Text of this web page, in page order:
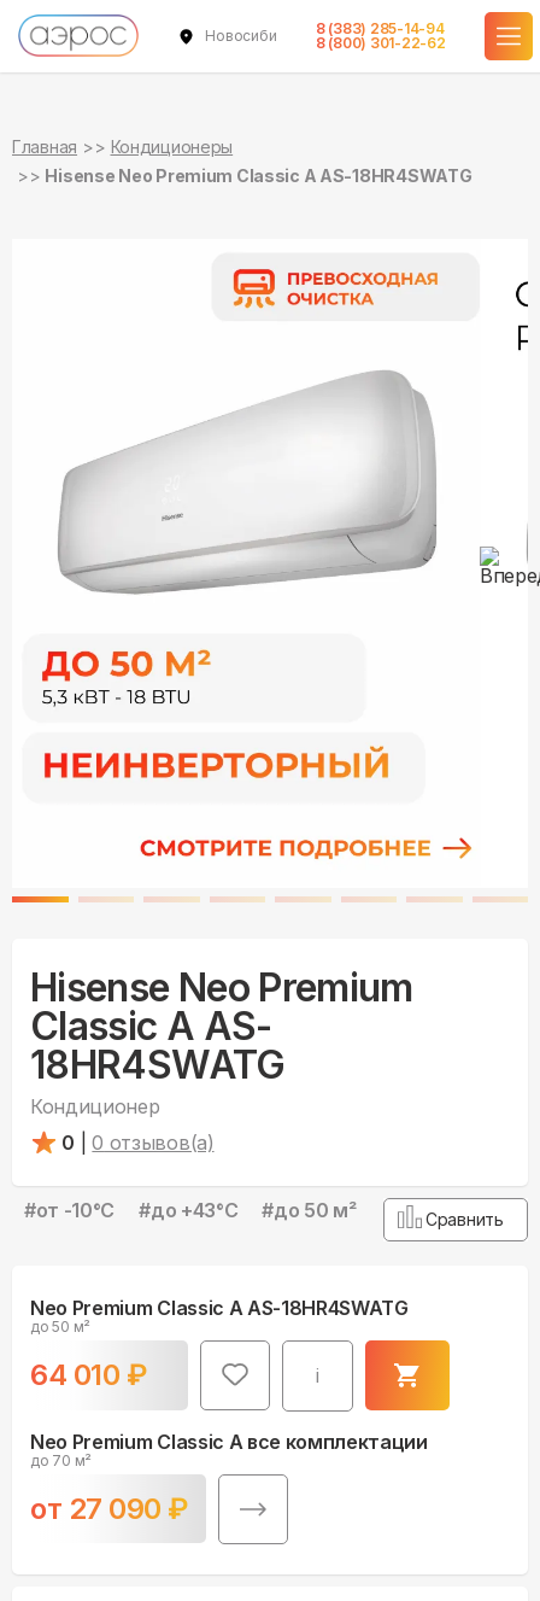
Новосибирск
8 (383) 285-14-94
8 (800) 301-22-62
Главная
Кондиционеры
Hisense Neo Premium Classic A AS-18HR4SWATG
Hisense Neo Premium
Classic A AS-
18HR4SWATG
Кондиционер
0
0 отзывов(а)
#от -10°С #до +43°С #до 50 м² Сравнить
Neo Premium Classic A AS-18HR4SWATG
до 50 м²
64 010 ₽ i
в наличии
Neo Premium Classic A все комплектации
до 70 м²
от 27 090 ₽
в наличии